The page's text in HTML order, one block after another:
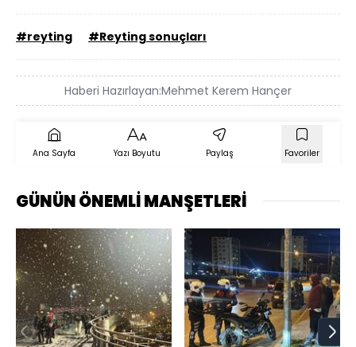
#reyting #Reyting sonuçları
Haberi Hazırlayan:Mehmet Kerem Hançer
Ana Sayfa Yazı Boyutu Paylaş Favoriler
GÜNÜN ÖNEMLİ MANŞETLERİ